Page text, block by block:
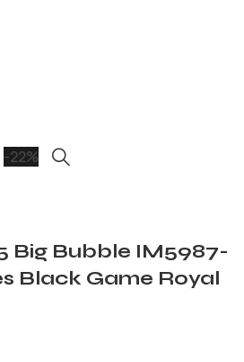
-22%
Big Bubble IM5987-
Black Game Royal